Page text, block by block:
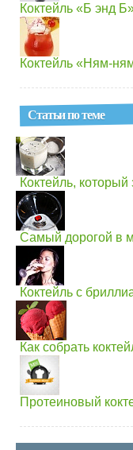
Коктейль «Б энд
Коктейль «Ням-
Статьи по теме
Коктейль,
Самый дорогой в
Коктейль с
Как собрать
Протеиновый